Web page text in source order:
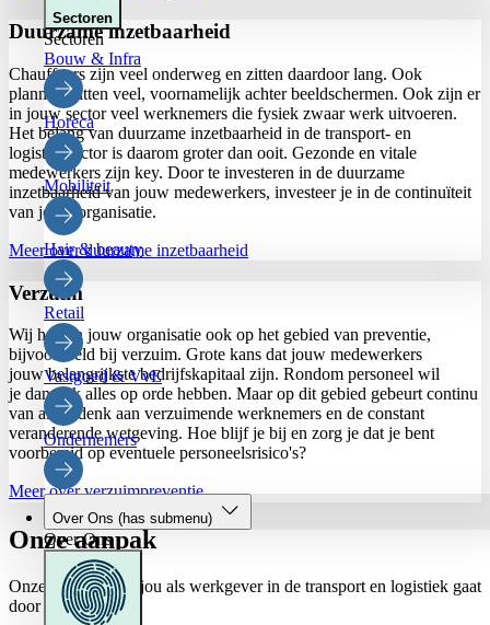
Sectoren
Sectoren
Bouw & Infra
Horeca
Mobiliteit
Hair & beauty
Retail
Vastgoed & VvE
Ondernemers
Over Ons (has submenu)
Over Ons
Duurzame inzetbaarheid
Chauffeurs zijn veel onderweg en zitten daardoor lang. Ook
planners zitten veel, voornamelijk achter beeldschermen. Ook zijn er
in jouw sector veel werknemers die fysiek zwaar werk uitvoeren.
Het belang van duurzame inzetbaarheid in de transport- en
logistieksector is daarom groter dan ooit. Gezonde en vitale
medewerkers zijn key. Door te investeren in de duurzame
inzetbaarheid van jouw medewerkers, investeer je in de continuïteit
van jouw organisatie.
Meer over duurzame inzetbaarheid
Verzuim
Wij helpen jouw organisatie ook op het gebied van preventie,
bijvoorbeeld bij verzuim. Grote kans dat jouw medewerkers
jouw belangrijkste bedrijfskapitaal zijn. Rondom personeel wil
je dan ook alles op orde hebben. Maar op dit gebied gebeurt continu
van alles: denk aan verzuimende werknemers en de constant
veranderende wetgeving. Hoe blijf je bij en zorg je dat je bent
voorbereid op eventuele personeelsrisico's?
Meer over verzuimpreventie
Onze aanpak
Onze aanpak voor jou als werkgever in de transport en logistiek gaat
door deze fases: